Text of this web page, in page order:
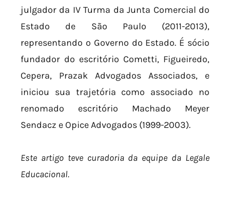
julgador da IV Turma da Junta Comercial do
Estado de São Paulo (2011-2013),
representando o Governo do Estado. É sócio
fundador do escritório Cometti, Figueiredo,
Cepera, Prazak Advogados Associados, e
iniciou sua trajetória como associado no
renomado escritório Machado Meyer
Sendacz e Opice Advogados (1999-2003).
Este artigo teve curadoria da equipe da Legale
Educacional.